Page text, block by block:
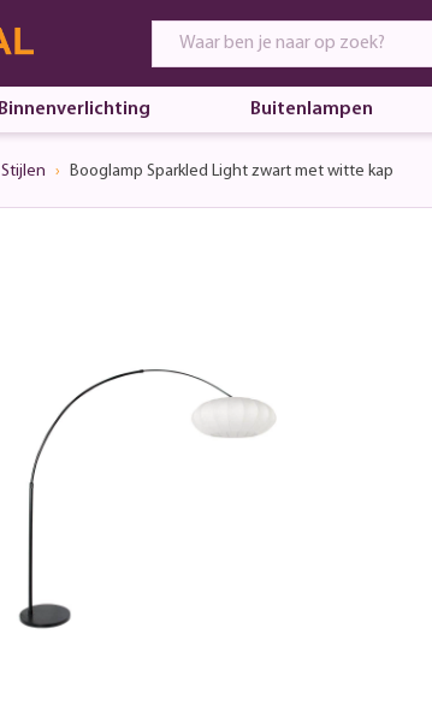
Binnenverlichting Buitenlampen
Stijlen Booglamp Sparkled Light zwart met witte kap